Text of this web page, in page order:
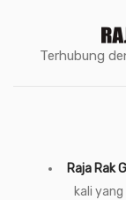
Terhubung
Raja Rak
kali